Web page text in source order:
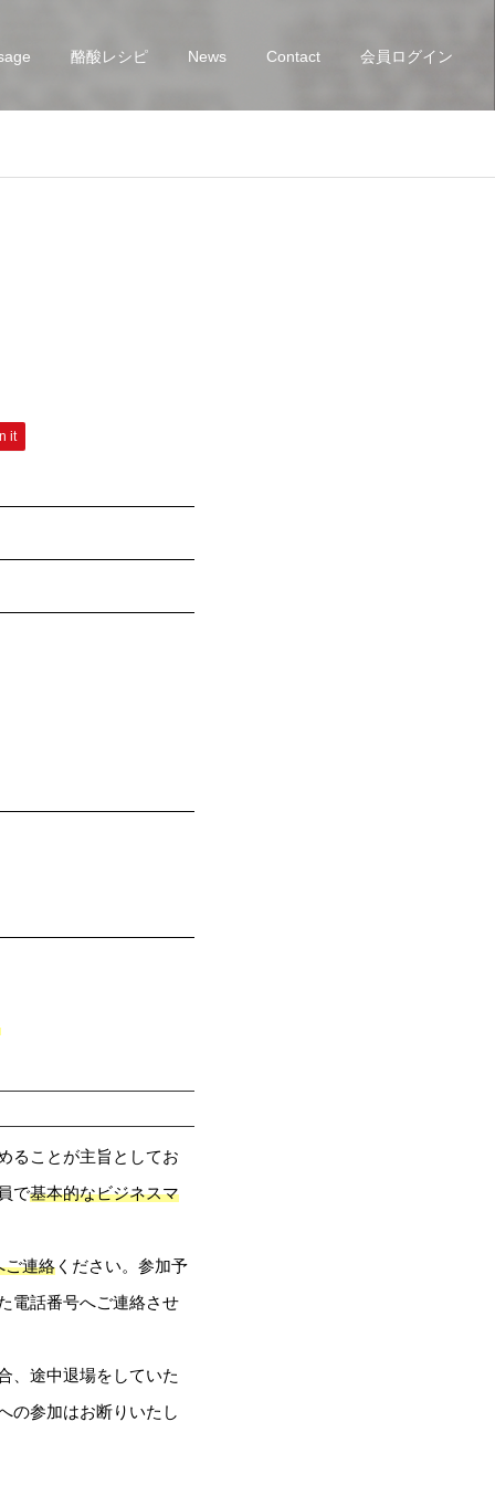
酪酸レシピ News Contact 会員ログイン
it
ることが主旨としてお
で基本的なビジネスマ
ご連絡ください。参加予
電話番号へご連絡させ
、途中退場をしていた
の参加はお断りいたし